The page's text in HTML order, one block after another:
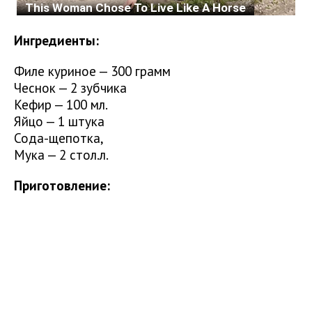
Ингредиенты:
Филе куриное — 300 грамм
Чеснок — 2 зубчика
Кефир — 100 мл.
Яйцо — 1 штука
Сода-щепотка,
Мука — 2 стол.л.
Приготовление: